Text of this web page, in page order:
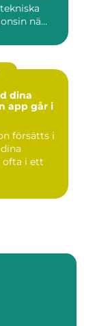
nä...
dina
app går i
försätts i
ofta i ett